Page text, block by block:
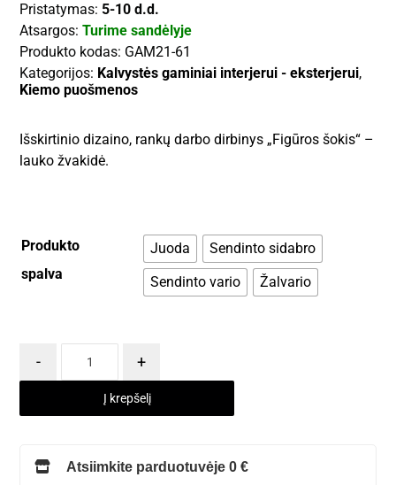
Pristatymas:5-10 d.d.
Atsargos:Turime sandėlyje
Produkto kodas: GAM21-61
Kategorijos: Kalvystės gaminiai interjerui - eksterjerui,
Kiemo puošmenos
Išskirtinio dizaino, rankų darbo dirbinys „Figūros šokis“ –
lauko žvakidė.
Produkto
spalva
Juoda
Sendinto sidabro
Sendinto vario
Žalvario
- +
Į krepšelį
Atsiimkite parduotuvėje 0 €